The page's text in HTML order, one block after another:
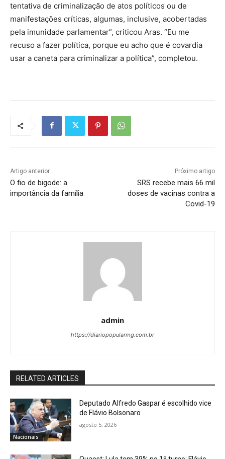
tentativa de criminalização de atos políticos ou de
manifestações críticas, algumas, inclusive, acobertadas
pela imunidade parlamentar”, criticou Aras. “Eu me
recuso a fazer política, porque eu acho que é covardia
usar a caneta para criminalizar a política”, completou.
Artigo anterior
O fio de bigode: a
importância da família
Próximo artigo
SRS recebe mais 66 mil
doses de vacinas contra a
Covid-19
admin
https://diariopopularmg.com.br
RELATED ARTICLES
Nacionais
Deputado Alfredo Gaspar é escolhido vice
de Flávio Bolsonaro
agosto 5, 2026